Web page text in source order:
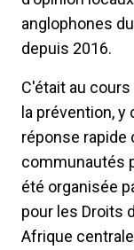
anglophones
depuis 2016.
C'était au
la prévention,
réponse rapide
communautés
été organisée
pour les Droits
Afrique